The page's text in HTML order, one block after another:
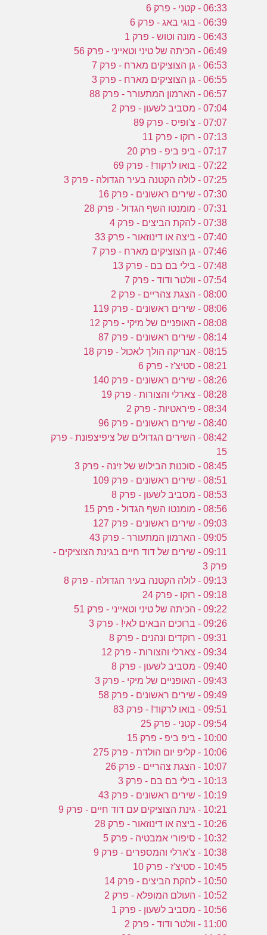
06:33 - קטני - פרק 6
06:39 - בוגי באג - פרק 6
06:43 - מונה וטוש - פרק 1
06:49 - הכיתה של טיני וטאייני - פרק 56
06:53 - גן הצוציקים מארח - פרק 7
06:55 - גן הצוציקים מארח - פרק 3
06:57 - הארמון המתעורר - פרק 88
07:04 - מסביב לשעון - פרק 2
07:07 - צ'ופיס - פרק 89
07:13 - רוקו - פרק 11
07:17 - ביפ ביפ - פרק 20
07:22 - בואו לרקוד! - פרק 69
07:25 - לולה הקטנה בעיר הגדולה - פרק 3
07:30 - שירים ראשונים - פרק 16
07:31 - מומנטו השף הגדול - פרק 28
07:38 - להקת הביצים - פרק 4
07:40 - ביצה או דינוזאור - פרק 33
07:46 - גן הצוציקים מארח - פרק 7
07:48 - בילי בם בם - פרק 13
07:54 - וולטר ודוד - פרק 7
08:00 - הצגת צהריים - פרק 2
08:06 - שירים ראשונים - פרק 119
08:08 - האופניים של מיקי - פרק 12
08:14 - שירים ראשונים - פרק 87
08:15 - אנריקה הולך לאכול - פרק 18
08:21 - סטיצ'ז - פרק 6
08:26 - שירים ראשונים - פרק 140
08:28 - צארלי והצורות - פרק 19
08:34 - פיראטיות - פרק 2
08:40 - שירים ראשונים - פרק 96
08:42 - השירים הגדולים של ציפיצפונת - פרק
15
08:45 - סוכנות הבילוש של זינה - פרק 3
08:51 - שירים ראשונים - פרק 109
08:53 - מסביב לשעון - פרק 8
08:56 - מומנטו השף הגדול - פרק 15
09:03 - שירים ראשונים - פרק 127
09:05 - הארמון המתעורר - פרק 43
09:11 - שירים של דוד חיים בגינת הצוציקים -
פרק 3
09:13 - לולה הקטנה בעיר הגדולה - פרק 8
09:18 - רוקו - פרק 24
09:22 - הכיתה של טיני וטאייני - פרק 51
09:26 - ברוכים הבאים לאי! - פרק 3
09:31 - רוקדים ונהנים - פרק 8
09:34 - צארלי והצורות - פרק 12
09:40 - מסביב לשעון - פרק 8
09:43 - האופניים של מיקי - פרק 3
09:49 - שירים ראשונים - פרק 58
09:51 - בואו לרקוד! - פרק 83
09:54 - קטני - פרק 25
10:00 - ביפ ביפ - פרק 15
10:06 - קליפ יום הולדת - פרק 275
10:07 - הצגת צהריים - פרק 26
10:13 - בילי בם בם - פרק 3
10:19 - שירים ראשונים - פרק 43
10:21 - גינת הצוציקים עם דוד חיים - פרק 9
10:26 - ביצה או דינוזאור - פרק 28
10:32 - סיפורי אמבטיה - פרק 5
10:38 - צ'ארלי והמספרים - פרק 9
10:45 - סטיצ'ז - פרק 10
10:50 - להקת הביצים - פרק 14
10:52 - העולם המופלא - פרק 2
10:56 - מסביב לשעון - פרק 1
11:00 - וולטר ודוד - פרק 2